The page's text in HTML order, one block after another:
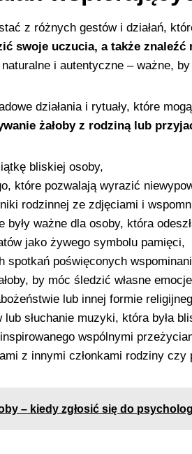
z różnych gestów i działań,
swoje uczucia, a także
i autentyczne – ważne,
działania i rytuały, które
żałoby z rodziną lub
bliskiej osoby,
które pozwalają wyrazić
rodzinnej ze zdjęciami i
ważne dla osoby, która
jako żywego symbolu pamięci,
spotkań poświęconych
by móc śledzić własne
lub innej formie
słuchanie muzyki, która była
wspólnymi
z innymi członkami rodziny czy
– kiedy zgłosić się do